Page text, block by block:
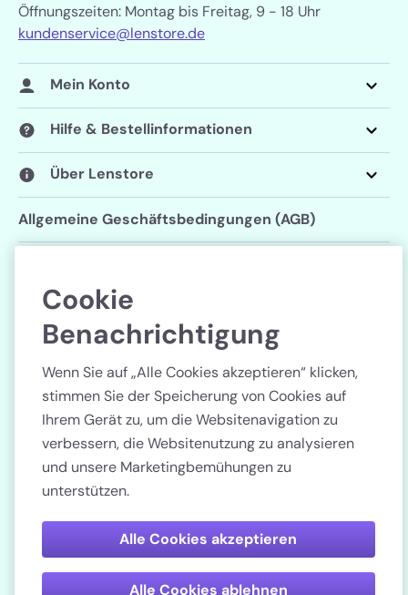
Öffnungszeiten: Montag bis Freitag, 9 - 18 Uhr
kundenservice@lenstore.de
Mein Konto
Hilfe & Bestellinformationen
Über Lenstore
Allgemeine Geschäftsbedingungen (AGB)
Cookie-Einstellungen
Land
Bezahlen Sie sicher
Cookie
Benachrichtigung
Wenn Sie auf „Alle Cookies akzeptieren“ klicken,
stimmen Sie der Speicherung von Cookies auf
Ihrem Gerät zu, um die Websitenavigation zu
verbessern, die Websitenutzung zu analysieren
und unsere Marketingbemühungen zu
unterstützen.
Alle Cookies ablehnen
Alle Cookies akzeptieren